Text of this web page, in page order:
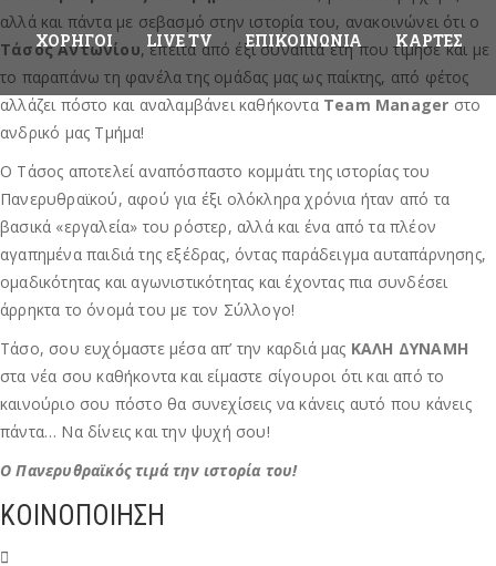
ΧΟΡΗΓΟΊ LIVE TV ΕΠΙΚΟΙΝΩΝΊΑ ΚΆΡΤΕΣ
αλλά και πάντα με σεβασμό στην ιστορία του, ανακοινώνει ότι ο
Τάσος Αντωνίου, έπειτα από έξι συναπτά έτη που τίμησε και με
το παραπάνω τη φανέλα της ομάδας μας ως παίκτης, από φέτος
αλλάζει πόστο και αναλαμβάνει καθήκοντα Team Manager στο
ανδρικό μας Τμήμα!
Ο Τάσος αποτελεί αναπόσπαστο κομμάτι της ιστορίας του
Πανερυθραϊκού, αφού για έξι ολόκληρα χρόνια ήταν από τα
βασικά «εργαλεία» του ρόστερ, αλλά και ένα από τα πλέον
αγαπημένα παιδιά της εξέδρας, όντας παράδειγμα αυταπάρνησης,
ομαδικότητας και αγωνιστικότητας και έχοντας πια συνδέσει
άρρηκτα το όνομά του με τον Σύλλογο!
Τάσο, σου ευχόμαστε μέσα απ’ την καρδιά μας ΚΑΛΗ ΔΥΝΑΜΗ
στα νέα σου καθήκοντα και είμαστε σίγουροι ότι και από το
καινούριο σου πόστο θα συνεχίσεις να κάνεις αυτό που κάνεις
πάντα… Να δίνεις και την ψυχή σου!
Ο Πανερυθραϊκός τιμά την ιστορία του!
ΚΟΙΝΟΠΟΙΗΣΗ